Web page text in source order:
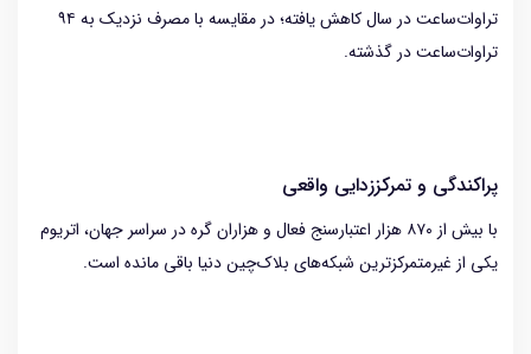
تراوات‌ساعت در سال کاهش یافته؛ در مقایسه با مصرف نزدیک به ۹۴
تراوات‌ساعت در گذشته.
پراکندگی و تمرکززدایی واقعی
با بیش از ۸۷۰ هزار اعتبارسنج فعال و هزاران گره در سراسر جهان، اتریوم
یکی از غیرمتمرکزترین شبکه‌های بلاک‌چین دنیا باقی مانده است.